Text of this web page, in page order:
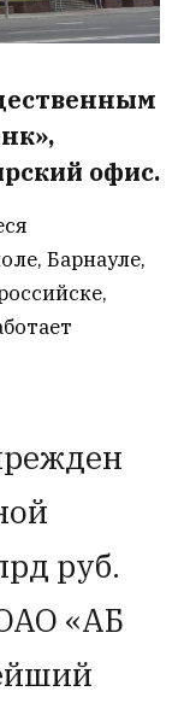
офис.
Барнауле,
руб.
«АБ